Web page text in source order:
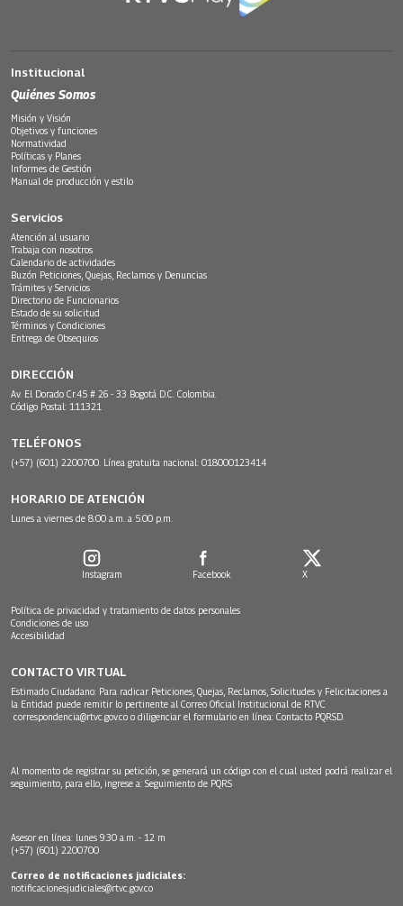
Institucional
Quiénes Somos
Misión y Visión
Objetivos y funciones
Normatividad
Políticas y Planes
Informes de Gestión
Manual de producción y estilo
Servicios
Atención al usuario
Trabaja con nosotros
Calendario de actividades
Buzón Peticiones, Quejas, Reclamos y Denuncias
Trámites y Servicios
Directorio de Funcionarios
Estado de su solicitud
Términos y Condiciones
Entrega de Obsequios
DIRECCIÓN
Av. El Dorado Cr.45 # 26 - 33 Bogotá D.C. Colombia.
Código Postal: 111321
TELÉFONOS
(+57) (601) 2200700. Línea gratuita nacional: 018000123414
HORARIO DE ATENCIÓN
Lunes a viernes de 8:00 a.m. a 5:00 p.m.
Instagram Facebook X
Política de privacidad y tratamiento de datos personales
Condiciones de uso
Accesibilidad
CONTACTO VIRTUAL
Estimado Ciudadano: Para radicar Peticiones, Quejas, Reclamos, Solicitudes y Felicitaciones a
la Entidad puede remitir lo pertinente al Correo Oficial Institucional de RTVC
correspondencia@rtvc.gov.co o diligenciar el formulario en línea: Contacto PQRSD.
Al momento de registrar su petición, se generará un código con el cual usted podrá realizar el
seguimiento, para ello, ingrese a: Seguimiento de PQRS
Asesor en línea: lunes 9:30 a.m. - 12 m
(+57) (601) 2200700
Correo de notificaciones judiciales:
notificacionesjudiciales@rtvc.gov.co